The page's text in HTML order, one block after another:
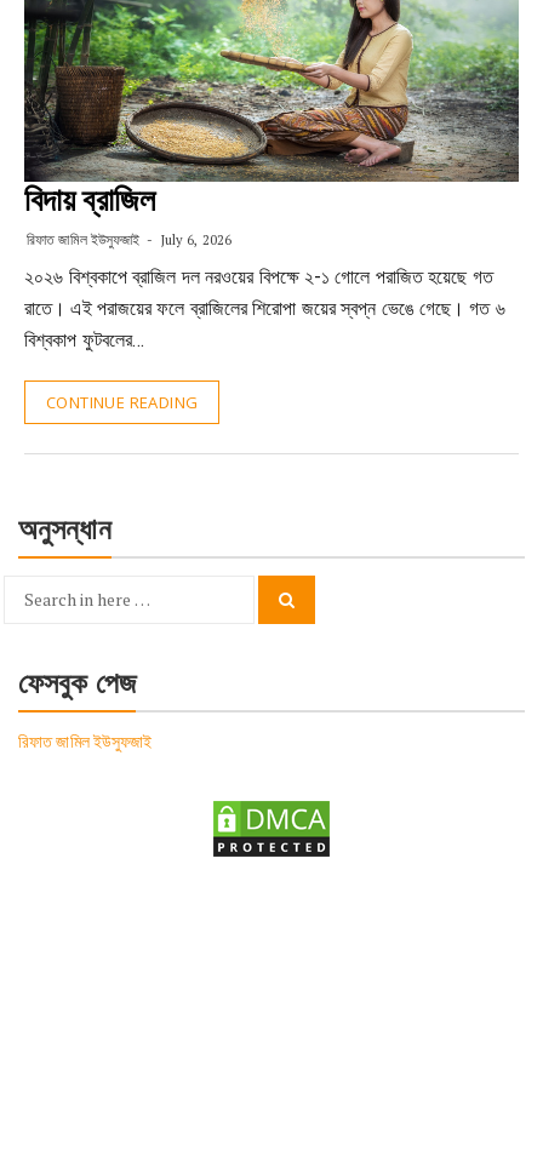
বিদায় ব্রাজিল
রিফাত জামিল ইউসুফজাই July 6, 2026
২০২৬ বিশ্বকাপে ব্রাজিল দল নরওয়ের বিপক্ষে ২-১ গোলে পরাজিত হয়েছে গত
রাতে। এই পরাজয়ের ফলে ব্রাজিলের শিরোপা জয়ের স্বপ্ন ভেঙে গেছে। গত ৬
বিশ্বকাপ ফুটবলের…
CONTINUE READING
অনুসন্ধান
Search
ফেসবুক পেজ
রিফাত জামিল ইউসুফজাই